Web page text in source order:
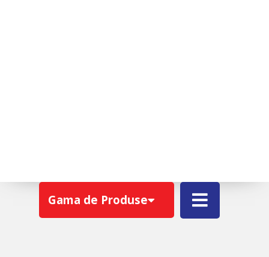
Gama de Produse
PLUS